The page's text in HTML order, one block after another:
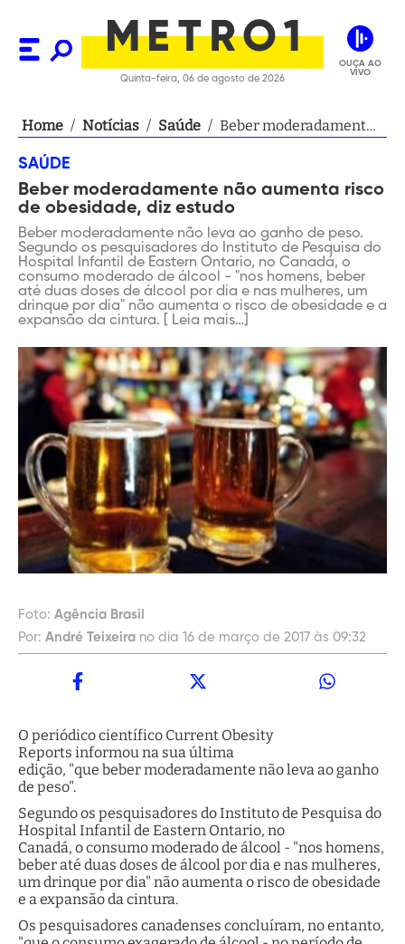
Quinta-feira, 06 de agosto de 2026
OUÇA AO
VIVO
Home / Notícias / Saúde / Beber moderadamente
SAÚDE
Beber moderadamente não aumenta risco
de obesidade, diz estudo
Beber moderadamente não leva ao ganho de peso.
Segundo os pesquisadores do Instituto de Pesquisa do
Hospital Infantil de Eastern Ontario, no Canadá, o
consumo moderado de álcool - "nos homens, beber
até duas doses de álcool por dia e nas mulheres, um
drinque por dia" não aumenta o risco de obesidade e a
expansão da cintura. [ Leia mais…]
Foto: Agência Brasil
Por: André Teixeira no dia 16 de março de 2017 às 09:32
O periódico científico Current Obesity
Reports informou na sua última
edição, "que beber moderadamente não leva ao ganho
de peso".
Segundo os pesquisadores do Instituto de Pesquisa do
Hospital Infantil de Eastern Ontario, no
Canadá, o consumo moderado de álcool - "nos homens,
beber até duas doses de álcool por dia e nas mulheres,
um drinque por dia" não aumenta o risco de obesidade
e a expansão da cintura.
Os pesquisadores canadenses concluíram, no entanto,